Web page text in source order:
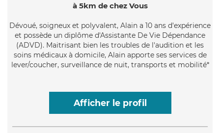
à 5km de chez Vous
Dévoué, soigneux et polyvalent, Alain a 10 ans d'expérience
et possède un diplôme d'Assistante De Vie Dépendance
(ADVD). Maitrisant bien les troubles de l'audition et les
soins médicaux à domicile, Alain apporte ses services de
lever/coucher, surveillance de nuit, transports et mobilité*
Afficher le profil